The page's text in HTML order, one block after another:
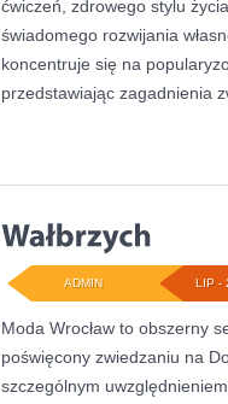
ćwiczeń, zdrowego stylu
świadomego rozwijania
koncentruje się na
przedstawiając zagadnienia
LIP -
ADMIN
Moda Wrocław to obszerny
poświęcony zwiedzaniu na
szczególnym